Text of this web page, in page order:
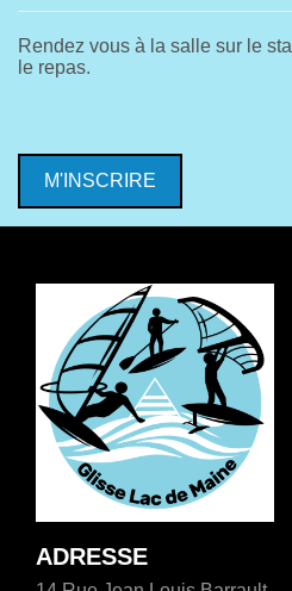
Rendez vous à la salle sur le
le repas.
M'INSCRIRE
ADRESSE